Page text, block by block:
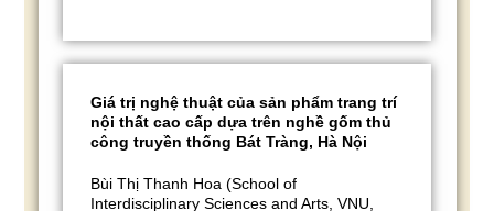
Giá trị nghệ thuật của sản phẩm trang trí
nội thất cao cấp dựa trên nghề gốm thủ
công truyền thống Bát Tràng, Hà Nội
Bùi Thị Thanh Hoa (School of
Interdisciplinary Sciences and Arts, VNU,